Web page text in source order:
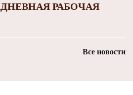
РАБОЧАЯ
Все новости